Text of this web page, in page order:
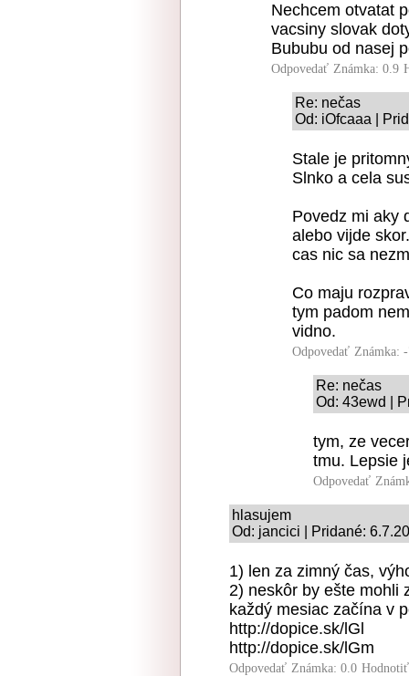
Nechcem otvatat
vacsiny slovak
Bububu od nasej
Odpovedať Známka: 0.9
Re: nečas
Od: iOfcaaa |
Stale je
Slnko a cela
Povedz mi aky
alebo vijde
cas nic sa
Co maju
tym padom
vidno.
Odpovedať Známka:
Re: nečas
Od: 43ewd |
tym, ze
tmu. Lepsie
Odpovedať
hlasujem
Od: jancici | Pridané:
1) len za zimný čas,
2) neskôr by ešte mohli
každý mesiac začína v
http://dopice.sk/lGl
http://dopice.sk/lGm
Odpovedať Známka: 0.0